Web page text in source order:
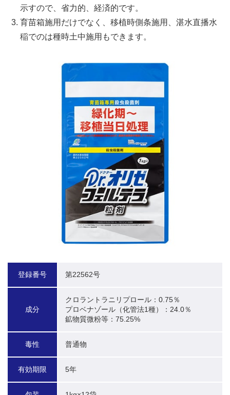
示すので、省力的、経済的です。
育苗箱施用だけでなく、移植時側条施用、湛水直播水
稲でのは種時土中施用もできます。
登録番号 第22562号
成分
クロラントラニリプロール：0.75％
プロベナゾール（化管法1種）：24.0％
鉱物質微粉等：75.25%
毒性 普通物
有効期限 5年